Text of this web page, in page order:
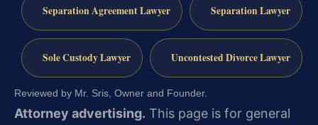
Separation Agreement Lawyer Separation Lawyer
Sole Custody Lawyer Uncontested Divorce Lawyer
Reviewed by Mr. Sris, Owner and Founder.
Attorney advertising. This page is for general